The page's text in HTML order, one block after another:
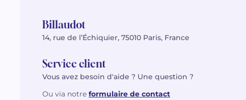
Billaudot
14, rue de l’Échiquier, 75010 Paris, France
Service client
Vous avez besoin d'aide ? Une question ?
Ou via notre formulaire de contact